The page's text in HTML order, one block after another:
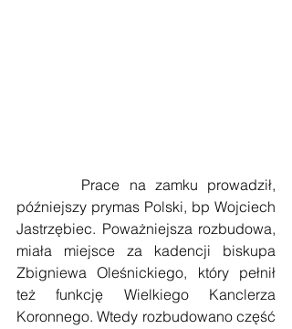
Prace na zamku prowadził,
późniejszy prymas Polski, bp Wojciech
Jastrzębiec. Poważniejsza rozbudowa,
miała miejsce za kadencji biskupa
Zbigniewa Oleśnickiego, który pełnił
też funkcję Wielkiego Kanclerza
Koronnego. Wtedy rozbudowano część